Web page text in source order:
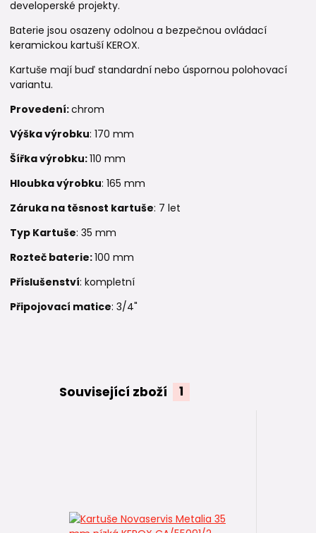
developerské projekty.
Baterie jsou osazeny odolnou a bezpečnou ovládací
keramickou kartuší KEROX.
Kartuše mají buď standardní nebo úspornou polohovací
variantu.
Provedení:chrom
Výška výrobku: 170 mm
Šířka výrobku:110 mm
Hloubka výrobku: 165 mm
Záruka na těsnost kartuše: 7 let
Typ Kartuše: 35 mm
Rozteč baterie:100 mm
Příslušenství: kompletní
Připojovací matice: 3/4"
Související zboží 1